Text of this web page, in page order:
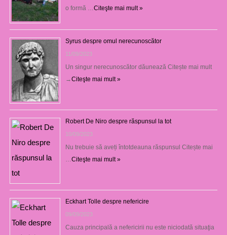
o formă … Citeşte mai mult »
Syrus despre omul nerecunoscător
11/09/2023
Un singur nerecunoscător dăunează Citește mai mult
→Citeşte mai mult »
Robert De Niro despre răspunsul la tot
10/09/2023
Nu trebuie să aveți întotdeauna răspunsul Citește mai
Citeşte mai mult »
Eckhart Tolle despre nefericire
09/09/2023
Cauza principală a nefericirii nu este niciodată situaţia